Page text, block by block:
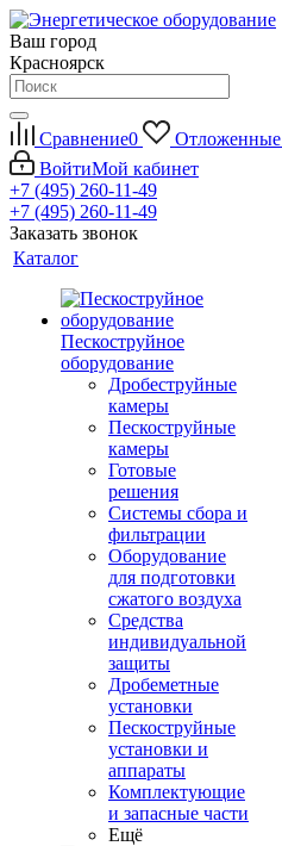
Ваш город
Красноярск
Сравнение0 Отложенные
ВойтиМой кабинет
+7 (495) 260-11-49
+7 (495) 260-11-49
Заказать звонок
Каталог
Пескоструйное
оборудование
Дробеструйные
камеры
Пескоструйные
камеры
Готовые
решения
Системы сбора и
фильтрации
Оборудование
для подготовки
сжатого воздуха
Средства
индивидуальной
защиты
Дробеметные
установки
Пескоструйные
установки и
аппараты
Комплектующие
и запасные части
Ещё